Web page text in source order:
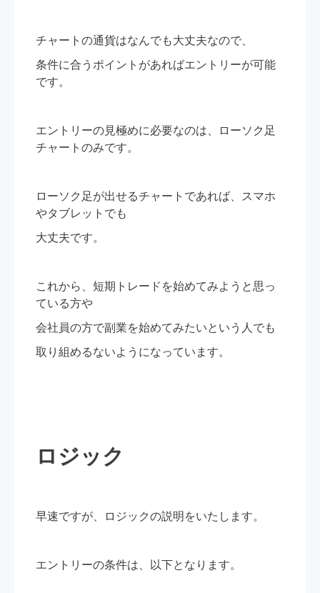
チャートの通貨はなんでも大丈夫なので、
条件に合うポイントがあればエントリーが可能
です。
エントリーの見極めに必要なのは、ローソク足
チャートのみです。
ローソク足が出せるチャートであれば、スマホ
やタブレットでも
大丈夫です。
これから、短期トレードを始めてみようと思っ
ている方や
会社員の方で副業を始めてみたいという人でも
取り組めるないようになっています。
ロジック
早速ですが、ロジックの説明をいたします。
エントリーの条件は、以下となります。